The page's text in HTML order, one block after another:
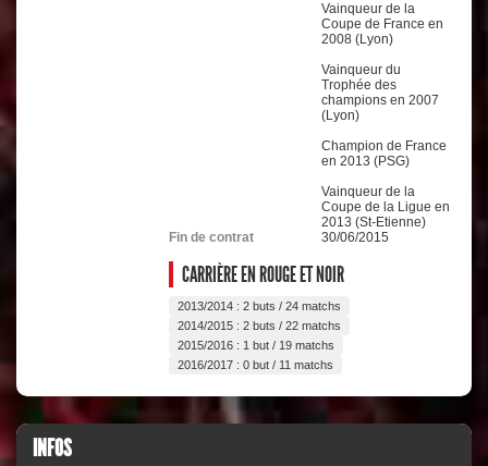
Vainqueur de la
Coupe de France en
2008 (Lyon)
Vainqueur du
Trophée des
champions en 2007
(Lyon)
Champion de France
en 2013 (PSG)
Vainqueur de la
Coupe de la Ligue en
2013 (St-Etienne)
Fin de contrat
30/06/2015
CARRIÈRE EN ROUGE ET NOIR
2013/2014 : 2 buts / 24 matchs
2014/2015 : 2 buts / 22 matchs
2015/2016 : 1 but / 19 matchs
2016/2017 : 0 but / 11 matchs
INFOS